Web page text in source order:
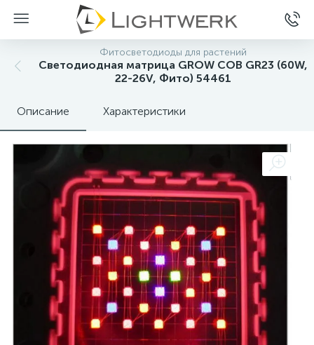
Фитосветодиоды для растений
Светодиодная матрица GROW COB GR23 (60W,
22-26V, Фито) 54461
Описание Характеристики